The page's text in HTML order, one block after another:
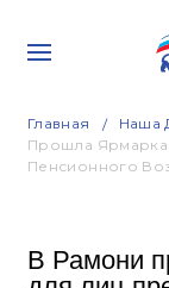
Главная Наша
Прошла Ярмарка
Пенсионного
В Рамони